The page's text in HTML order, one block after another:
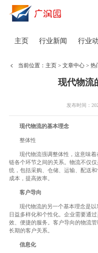
主页 行业新闻 行业
当前位置：主页 >文章中心 >热
现代物流
发布时间：
现代物流的基本理念
整体性
现代物流强调整体性，这意味
链各个环节之间的关系。物流不仅
统，包括采购、仓储、运输、配送
成本，提高效率。
客户导向
现代物流的另一个基本理念是
日益多样化和个性化。企业需要通
效、便捷的服务。客户导向的物流
长期的客户关系。
信息化